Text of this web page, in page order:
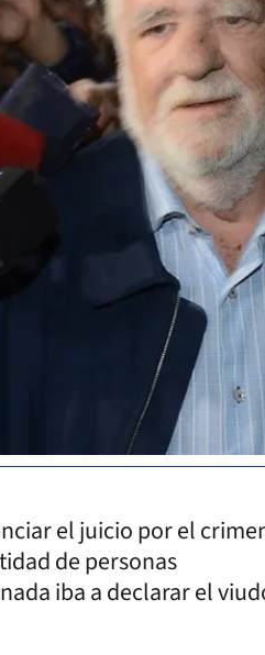
el juicio por el
de personas
iba a declarar el